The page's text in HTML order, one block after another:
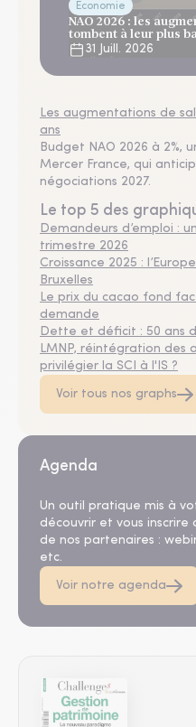
Économie
NAO 2026 : les
tombent à leur plus
31 Juill. 2026
Les augmentations de
ans
Budget NAO 2026 à 2%,
Mercer France, qui
négociations 2027.
Le top 5 des
Demandeurs d’emploi :
trimestre 2026
Croissance 2025 :
Bruxelles
Le prix du cacao fond
demande
Dette et déficit : 50 ans
LMNP, réintégration des
privilégier la SCI à l'IS ?
Voir tous nos graphs
Agenda
Un outil pratique mis à
découvrir et vous inscrire
de nos partenaires :
etc.
Voir notre agenda